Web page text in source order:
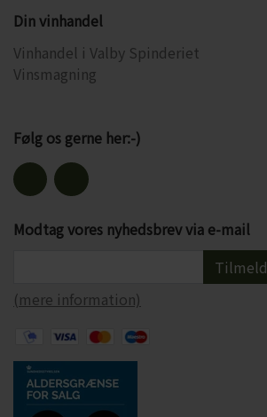
Din vinhandel
Vinhandel i Valby Spinderiet
Vinsmagning
Følg os gerne her:-)
Modtag vores nyhedsbrev via e-mail
Tilmeld
(mere information)